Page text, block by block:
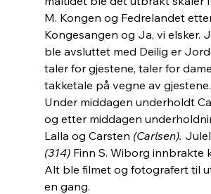
M. Kongen og Fedrelandet
Kongesangen og Ja, vi elsker.
ble avsluttet med Deilig er
taler for gjestene, taler for
takketale på vegne av gjestene.
Under middagen underholdt
og etter middagen
Lalla og Carsten (Carlsen).
(314) Finn S. Wiborg innbrakte
Alt ble filmet og fotografert til
en gang.